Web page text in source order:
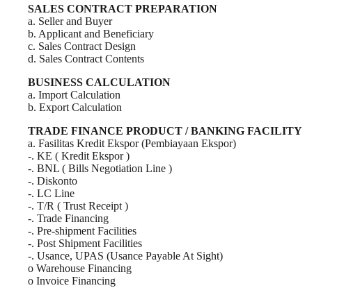
SALES CONTRACT PREPARATION
a. Seller and Buyer
b. Applicant and Beneficiary
c. Sales Contract Design
d. Sales Contract Contents
BUSINESS CALCULATION
a. Import Calculation
b. Export Calculation
TRADE FINANCE PRODUCT / BANKING FACILITY
a. Fasilitas Kredit Ekspor (Pembiayaan Ekspor)
-. KE ( Kredit Ekspor )
-. BNL ( Bills Negotiation Line )
-. Diskonto
-. LC Line
-. T/R ( Trust Receipt )
-. Trade Financing
-. Pre-shipment Facilities
-. Post Shipment Facilities
-. Usance, UPAS (Usance Payable At Sight)
o Warehouse Financing
o Invoice Financing